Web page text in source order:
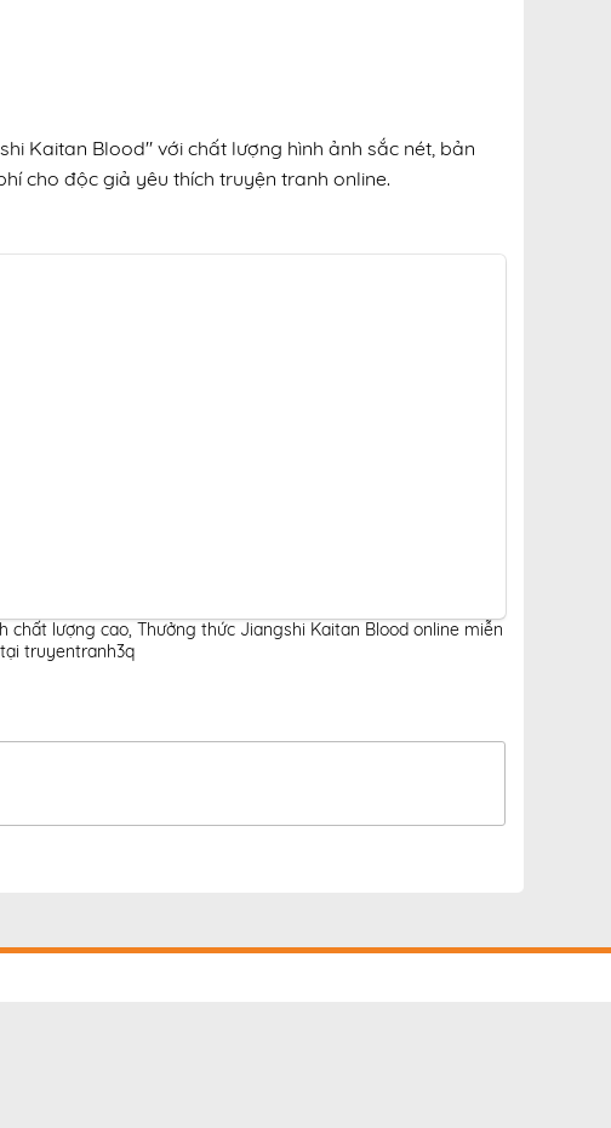
Kaitan Blood" với chất lượng hình ảnh sắc nét, bản
cho độc giả yêu thích truyện tranh online.
chất lượng cao, Thưởng thức Jiangshi Kaitan Blood online miễn
truyentranh3q